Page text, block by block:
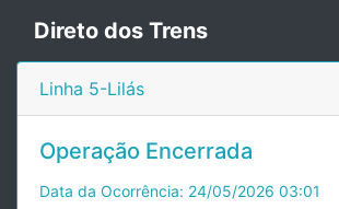
Direto dos Trens
Linha 5-Lilás
Operação Encerrada
Data da Ocorrência: 24/05/2026 03:01